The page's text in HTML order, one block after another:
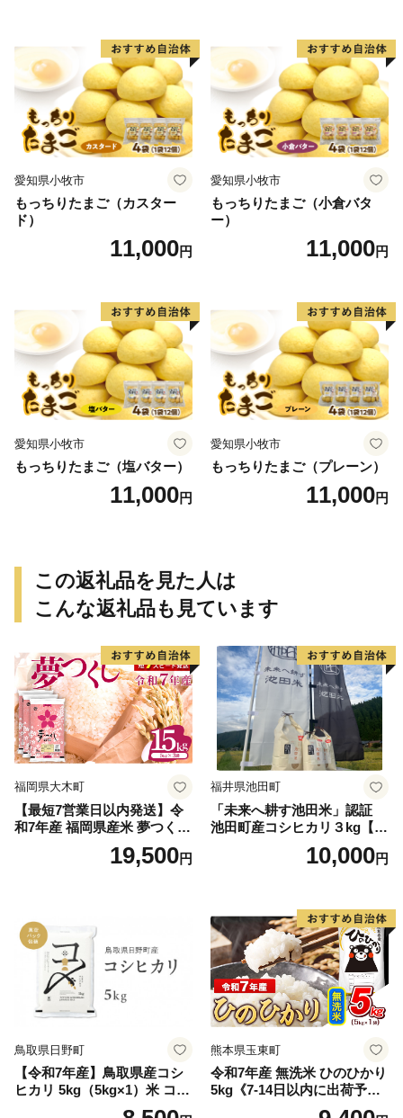
愛知県小牧市
もっちりたまご（カスター
ド）
11,000円
愛知県小牧市
もっちりたまご（小倉バタ
ー）
11,000円
愛知県小牧市
もっちりたまご（塩バター）
11,000円
愛知県小牧市
もっちりたまご（プレーン）
11,000円
この返礼品を見た人は
こんな返礼品も見ています
福岡県大木町
【最短7営業日以内発送】令
和7年産 福岡県産米 夢つくし
15kg 精米 ※北海道・沖縄・
19,500円
福井県池田町
「未来へ耕す池田米」認証
池田町産コシヒカリ３kg【お
1人様につき３セットまで】
10,000円
鳥取県日野町
【令和7年産】鳥取県産コシ
ヒカリ 5kg（5kg×1）米 コシ
ヒカリ こしひかり お米 白米
熊本県玉東町
令和7年産 無洗米 ひのひかり
5kg《7-14日以内に出荷予定
(土日祝除く)》コメ 米 無洗米